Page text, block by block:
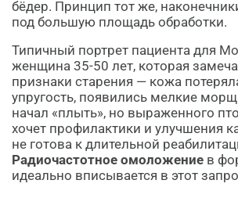
бёдер. Принцип тот же,
под большую площадь обработки.
Типичный портрет пациента для
женщина 35-50 лет, которая
признаки старения — кожа
упругость, появились мелкие
начал «плыть», но выраженного
хочет профилактики и улучшения
не готова к длительной
Радиочастотное омоложение в
идеально вписывается в этот